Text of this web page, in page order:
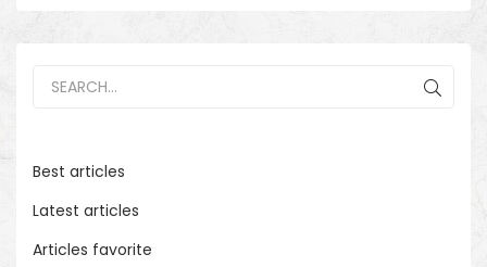
Best articles
Latest articles
Articles favorite